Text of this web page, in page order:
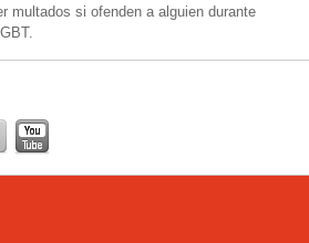
multados si ofenden a alguien durante